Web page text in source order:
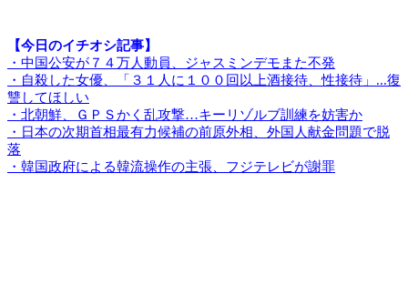
【今日のイチオシ記事】
・中国公安が７４万人動員、ジャスミンデモまた不発
・自殺した女優、「３１人に１００回以上酒接待、性接待」...復
讐してほしい
・北朝鮮、ＧＰＳかく乱攻撃…キーリゾルブ訓練を妨害か
・日本の次期首相最有力候補の前原外相、外国人献金問題で脱
落
・韓国政府による韓流操作の主張、フジテレビが謝罪